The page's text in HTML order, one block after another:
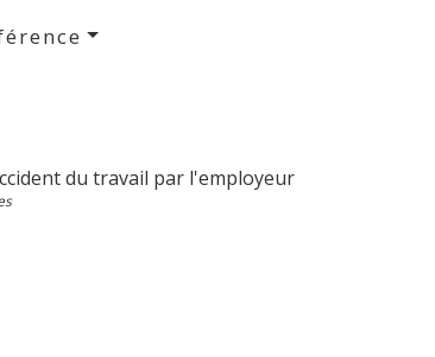
du travail par l'employeur